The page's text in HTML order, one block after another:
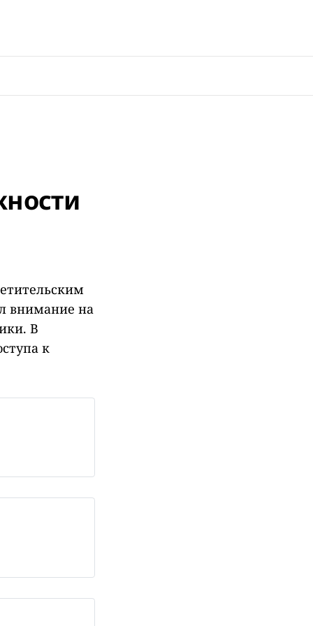
внимание на
В
к